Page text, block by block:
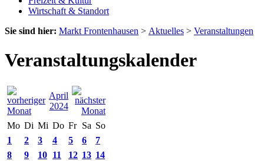
Wirtschaft & Standort
Sie sind hier: Markt Frontenhausen > Aktuelles > Veranstaltungen
Veranstaltungskalender
April
2024
Mo Di Mi Do Fr Sa So
1
2 3 4 5 6
7
8
9 10 11 12 13 14